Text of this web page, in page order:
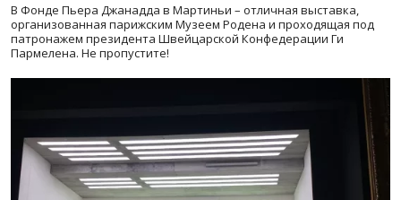
В Фонде Пьера Джанадда в Мартиньи – отличная выставка,
организованная парижским Музеем Родена и проходящая под
патронажем президента Швейцарской Конфедерации Ги
Пармелена. Не пропустите!